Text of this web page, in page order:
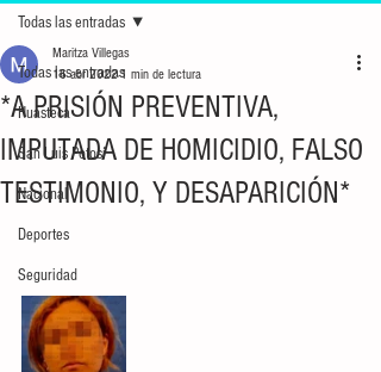
Todas las entradas
Huasteca
San Luis Potosí
Nacional
Deportes
Seguridad
Todas las entradas
*A PRISIÓN PREVENTIVA,
IMPUTADA DE HOMICIDIO, FALSO
TESTIMONIO, Y DESAPARICIÓN*
Maritza Villegas
16 abr 20221 min de lectura